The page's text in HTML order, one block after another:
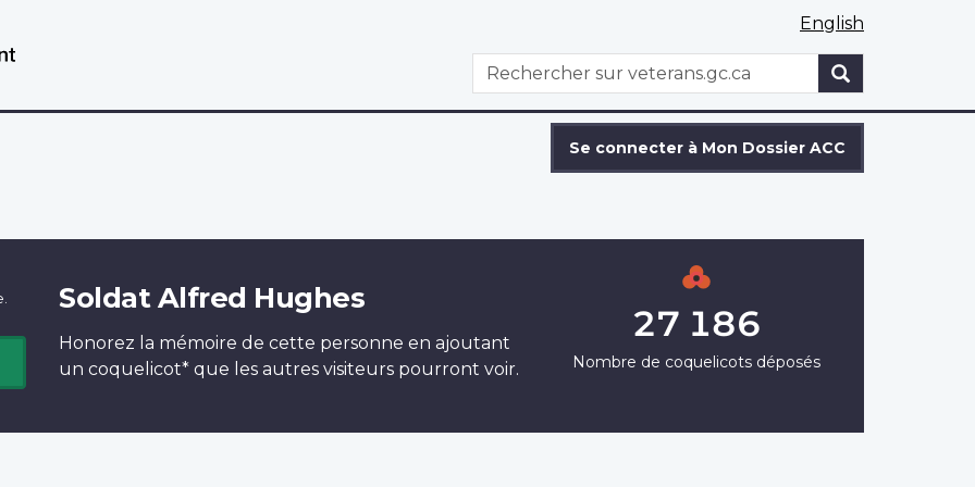
English
WxT
Search
Rechercher
Se connecter à Mon Dossier ACC
Soldat Alfred Hughes
Honorez la mémoire de cette personne en ajoutant
un coquelicot* que les autres visiteurs pourront voir.
27 186
Nombre de coquelicots déposés